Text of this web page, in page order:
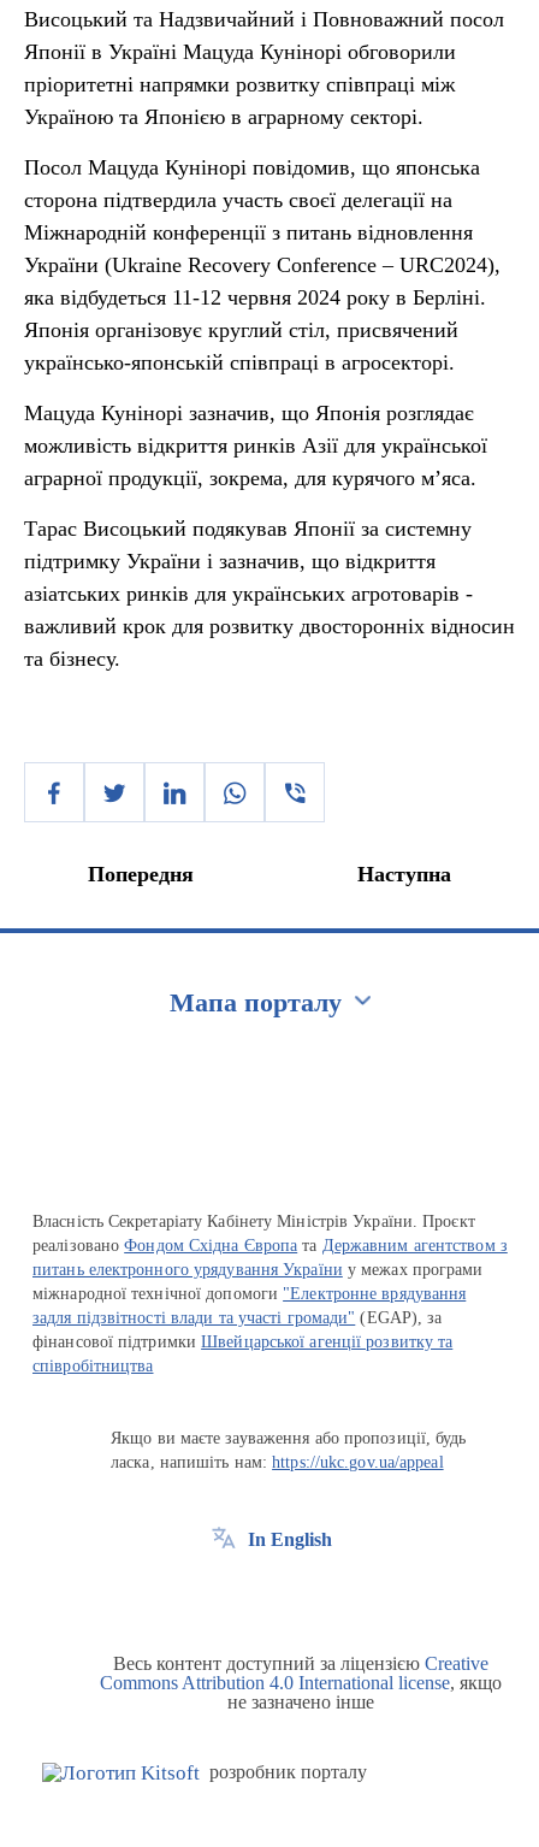
Висоцький та Надзвичайний і Повноважний посол
Японії в Україні Мацуда Кунінорі обговорили
пріоритетні напрямки розвитку співпраці між
Україною та Японією в аграрному секторі.
Посол Мацуда Кунінорі повідомив, що японська
сторона підтвердила участь своєї делегації на
Міжнародній конференції з питань відновлення
України (Ukraine Recovery Conference – URC2024),
яка відбудеться 11-12 червня 2024 року в Берліні.
Японія організовує круглий стіл, присвячений
українсько-японській співпраці в агросекторі.
Мацуда Кунінорі зазначив, що Японія розглядає
можливість відкриття ринків Азії для української
аграрної продукції, зокрема, для курячого м’яса.
Тарас Висоцький подякував Японії за системну
підтримку України і зазначив, що відкриття
азіатських ринків для українських агротоварів -
важливий крок для розвитку двосторонніх відносин
та бізнесу.
Попередня Наступна
Мапа порталу
Власність Секретаріату Кабінету Міністрів України. Проєкт
реалізованоФондом Східна Європа та Державним агентством з
питань електронного урядування України у межах програми
міжнародної технічної допомоги "Електронне врядування
задля підзвітності влади та участі громади" (EGAP), за
фінансової підтримкиШвейцарської агенції розвитку та
співробітництва
Якщо ви маєте зауваження або пропозиції, будь
ласка, напишіть нам:https://ukc.gov.ua/appeal
In English
Весь контент доступний за ліцензією Creative
Commons Attribution 4.0 International license, якщо
не зазначено інше
розробник порталу